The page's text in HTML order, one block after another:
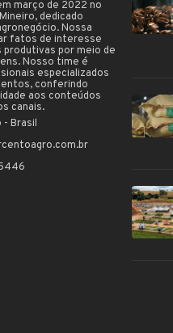
março de 2022 no
dedicado
Nossa
fatos de interesse
produtivas por meio de
Nosso time é
especializados
conferindo
aos conteúdos
canais.
- Brasil